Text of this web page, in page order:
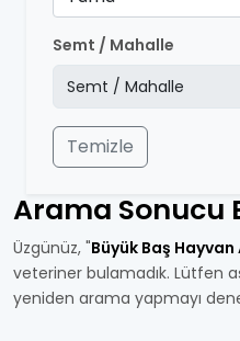
Semt / Mahalle
Temizle
Arama Sonucu
Üzgünüz, "Büyük Baş Hayvan
veteriner bulamadık. Lütfen
yeniden arama yapmayı